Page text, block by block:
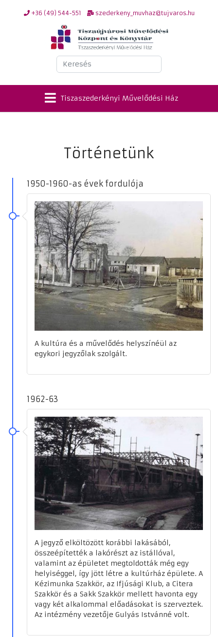
+36 (49) 544-551 szederkeny_muvhaz@tujvaros.hu
Keresés
Tiszaszederkényi Művelődési Ház
Történetünk
1950-1960-as évek fordulója
A kultúra és a művelődés helyszínéül az
egykori jegyzőlak szolgált.
1962-63
A jegyző elköltözött korábbi lakásából,
összeépítették a lakórészt az istállóval,
valamint az épületet megtoldották még egy
helyiséggel, így jött létre a kultúrház épülete. A
Kézimunka Szakkör, az Ifjúsági Klub, a Citera
Szakkör és a Sakk Szakkör mellett havonta egy
vagy két alkalommal előadásokat is szerveztek.
Az intézmény vezetője Gulyás Istvánné volt.